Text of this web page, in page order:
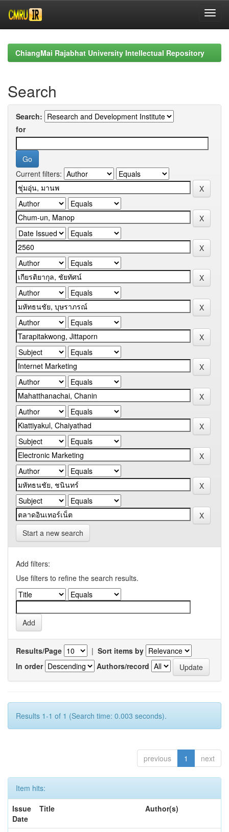
navigationChiangMai Rajabhat University Intellectual Repository
Search
Search:
for
Current filters:
Start a new search
Add filters:
Use filters to refine the search results.
Results/Page | Sort items by
In order
Authors/record
Results 1-1 of 1 (Search time: 0.003 seconds).
previous 1 next
Item hits:
Issue
Date
Title Author(s)